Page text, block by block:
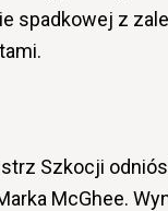
spadkowej z
Szkocji
McGhee.